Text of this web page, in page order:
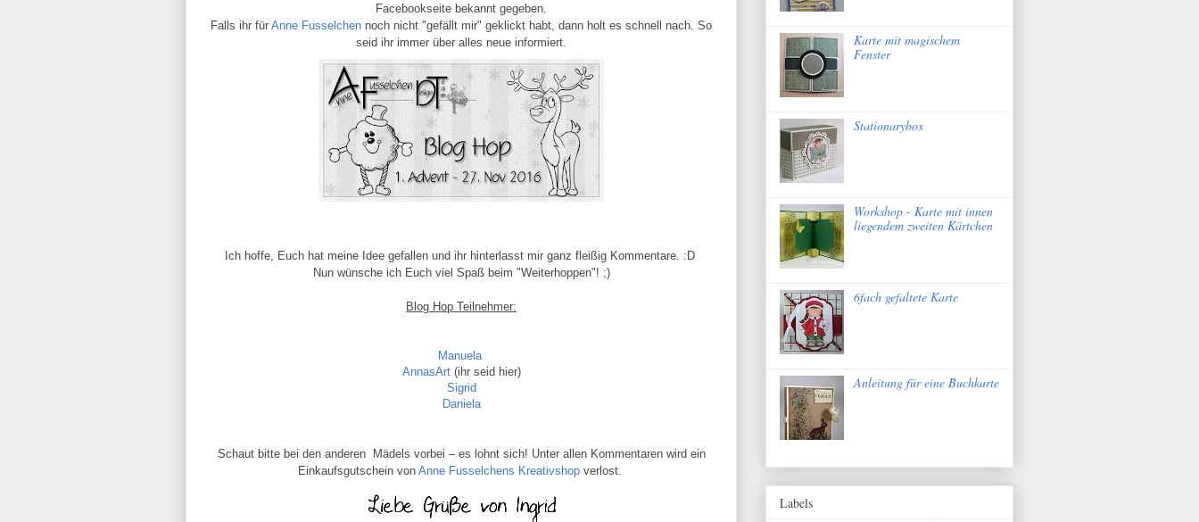
Facebookseite bekannt gegeben.
Falls ihr für Anne Fusselchen noch nicht "gefällt mir" geklickt habt, dann holt es schnell nach. So
seid ihr immer über alles neue informiert.
Ich hoffe, Euch hat meine Idee gefallen und ihr hinterlasst mir ganz fleißig Kommentare. :D
Nun wünsche ich Euch viel Spaß beim "Weiterhoppen"! ;)
Blog Hop Teilnehmer:
Manuela
AnnasArt(ihr seid hier)
Sigrid
Daniela
Schaut bitte bei den anderen Mädels vorbei – es lohnt sich! Unter allen Kommentaren wird ein
Einkaufsgutschein von Anne Fusselchens Kreativshopverlost.
Karte mit magischem
Fenster
Stationarybox
Workshop - Karte mit innen
liegendem zweiten Kärtchen
6fach gefaltete Karte
Anleitung für eine Buchkarte
Labels